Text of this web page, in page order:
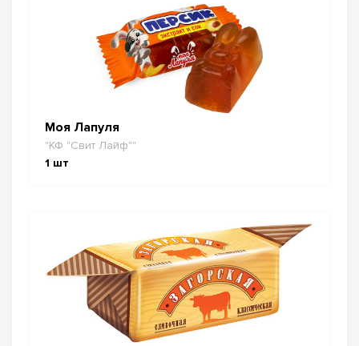
Моя Лапуля
"КФ "Свит Лайф""
1 шт